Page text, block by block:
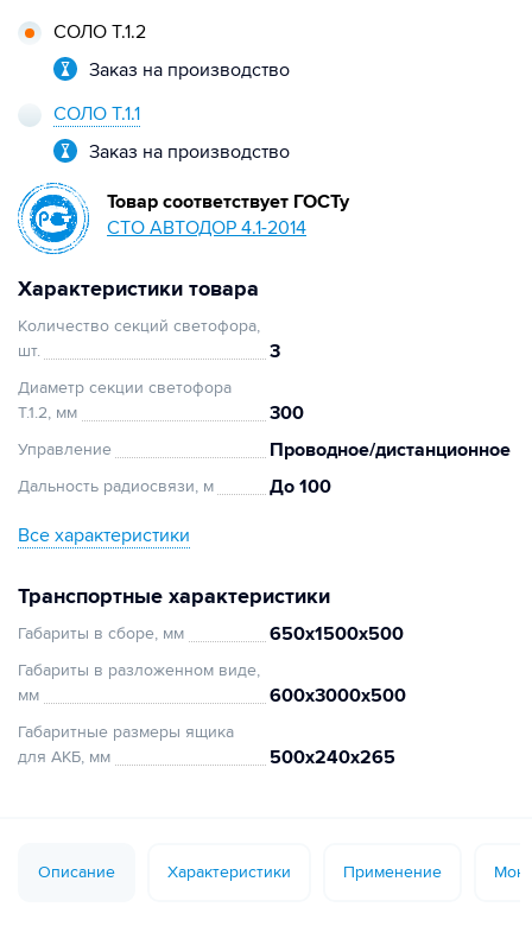
СОЛО Т.1.2
Заказ на производство
СОЛО Т.1.1
Заказ на производство
Товар соответствует ГОСТу
СТО АВТОДОР 4.1-2014
Характеристики товара
Количество секций светофора,
шт.
3
Диаметр секции светофора
Т.1.2, мм
300
Управление Проводное/дистанционное
Дальность радиосвязи, м До 100
Все характеристики
Транспортные характеристики
Габариты в сборе, мм 650х1500х500
Габариты в разложенном виде,
мм
600х3000х500
Габаритные размеры ящика
для АКБ, мм
500х240х265
Описание Характеристики Применение